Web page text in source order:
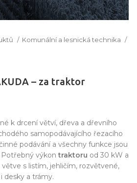
Komunální a lesnická technika
– za traktor
k drcení větví, dřeva a dřevního
samopodávajícího řezacího
podávání a všechny funkce jsou
Potřebný výkontraktoru od 30 kW a
větve s listím, jehličím, rozvětvené,
desky a trámy.